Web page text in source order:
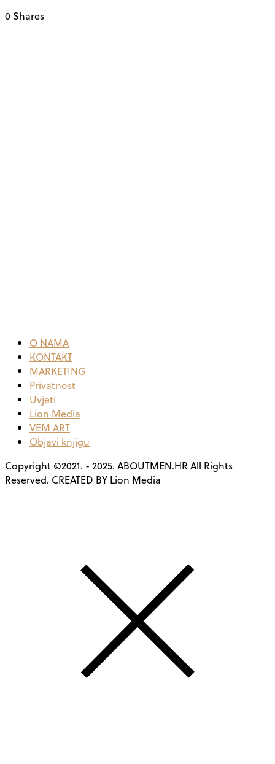
0 Shares
O NAMA
KONTAKT
MARKETING
Privatnost
Uvjeti
Lion Media
VEM ART
Objavi knjigu
Copyright ©2021. - 2025. ABOUTMEN.HR All Rights
Reserved. CREATED BY Lion Media